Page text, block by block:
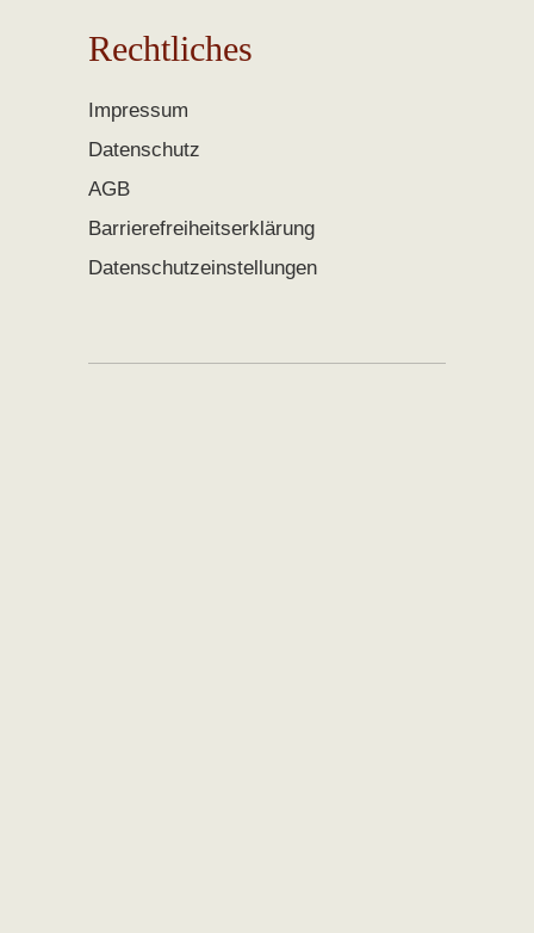
Rechtliches
Impressum
Datenschutz
AGB
Barrierefreiheitserklärung
Datenschutzeinstellungen